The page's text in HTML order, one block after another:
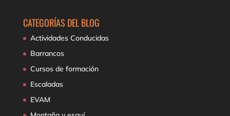
CATEGORÍAS DEL BLOG
Actividades Conducidas
Barrancos
Cursos de formación
Escaladas
EVAM